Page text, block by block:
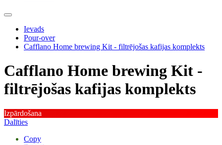
Ievads
Pour-over
Cafflano Home brewing Kit - filtrējošas kafijas komplekts
Cafflano Home brewing Kit -
filtrējošas kafijas komplekts
Izpārdošana
Dalīties
Copy